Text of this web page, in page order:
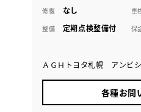
修復 なし 車
整備 定期点検整備付 保
ＡＧＨトヨタ札幌 アンビ
各種お問